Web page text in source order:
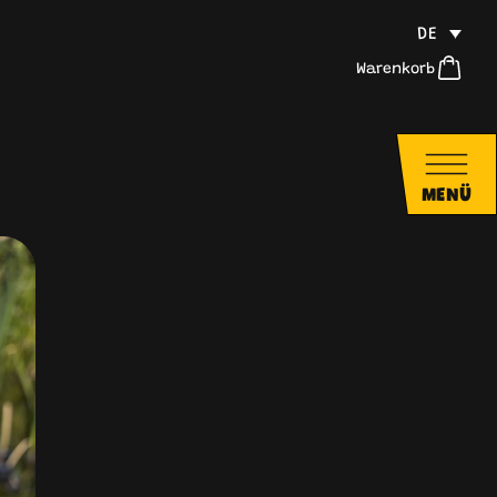
DE
Warenkorb
MENÜ